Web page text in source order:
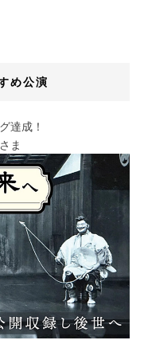
め公演
達成！
ま